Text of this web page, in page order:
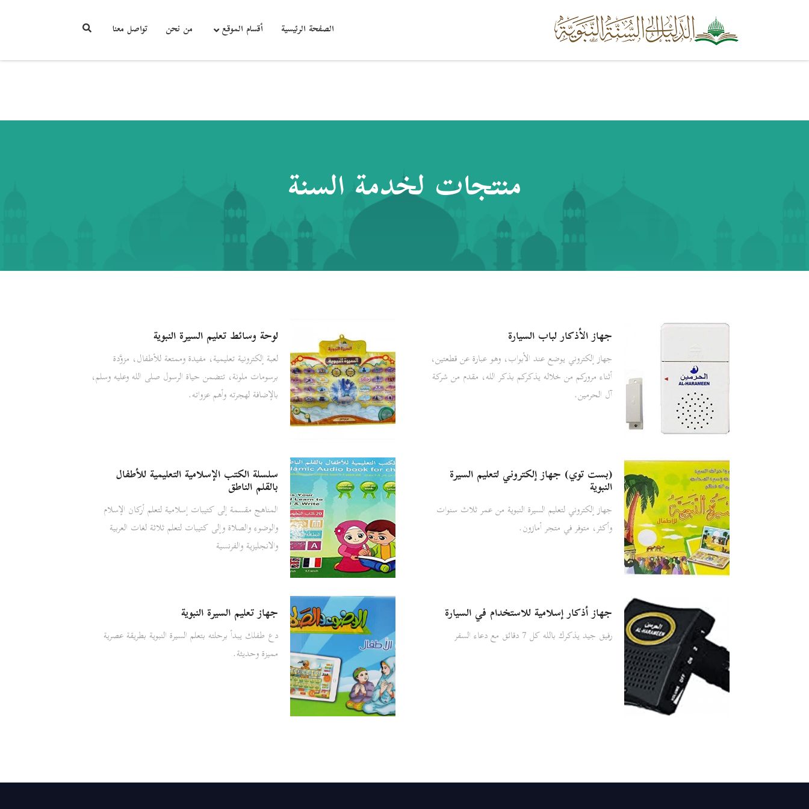
الصفحة الرئيسية أقسام الموقع من نحن تواصل معنا
منتجات لخدمة السنة
جهاز الأذكار لباب السيارة
جهاز إلكتروني يوضع عند الأبواب، وهو عبارة عن قطعتين،
أثناء مروركم من خلاله يذكركم بذكر الله، مقدم من شركة
آل الحرمين.
لوحة وسائط تعليم السيرة النبوية
لعبة إلكترونية تعليمية، مفيدة وممتعة للأطفال، مزوَّدة
برسومات ملونة، تتضمن حياة الرسول صلى الله وعليه وسلم،
بالإضافة لهجرته وأهم عزواته.
(بست توي) جهاز إلكتروني لتعليم السيرة
النبوية
جهاز إلكتروني لتعليم السيرة النبوية من عمر ثلاث سنوات
وأكثر، متوفر في متجر أمازون.
سلسلة الكتب الإسلامية التعليمية للأطفال
بالقلم الناطق
المناهج مقسمة إلى كتيبات إسلامية لتعلم أركان الإسلام
والوضوء والصلاة وإلى كتيبات لتعلم ثلاثة لغات العربية
والانجليزية والفرنسية
جهاز أذكار إسلامية للاستخدام في السيارة
رفيق جيد يذكرك بالله كل 7 دقائق مع دعاء السفر
جهاز تعليم السيرة النبوية
دع طفلك يبدأ برحلته بتعلم السيرة النبوية بطريقة عصرية
مميزة وحديثة.